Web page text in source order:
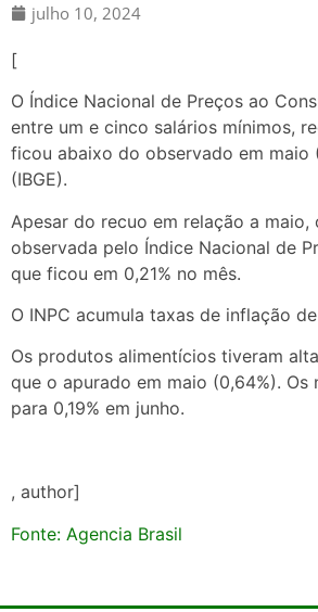
julho 10, 2024
[
O Índice Nacional de Preços ao
entre um e cinco salários mínimos,
ficou abaixo do observado em maio
(IBGE).
Apesar do recuo em relação a
observada pelo Índice Nacional de
que ficou em 0,21% no mês.
O INPC acumula taxas de inflação
Os produtos alimentícios tiveram
que o apurado em maio (0,64%).
para 0,19% em junho.
, author]
Fonte: Agencia Brasil